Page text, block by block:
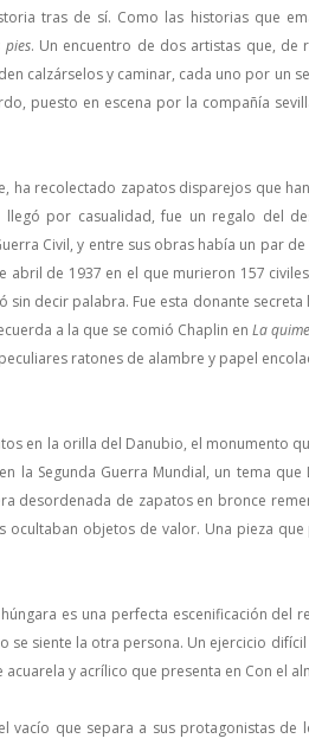
tras de sí. Como las historias que
pies. Un encuentro de dos artistas que, de
calzárselos y caminar, cada uno por un
puesto en escena por la compañía
ha recolectado zapatos disparejos que
por casualidad, fue un regalo del
Civil, y entre sus obras había un par
de 1937 en el que murieron 157
sin decir palabra. Fue esta donante
a la que se comió Chaplin en La
ratones de alambre y papel
en la orilla del Danubio, el monumento
la Segunda Guerra Mundial, un tema
desordenada de zapatos en bronce
ocultaban objetos de valor. Una pieza
es una perfecta escenificación del
siente la otra persona. Un ejercicio
y acrílico que presenta en Con el
vacío que separa a sus protagonistas